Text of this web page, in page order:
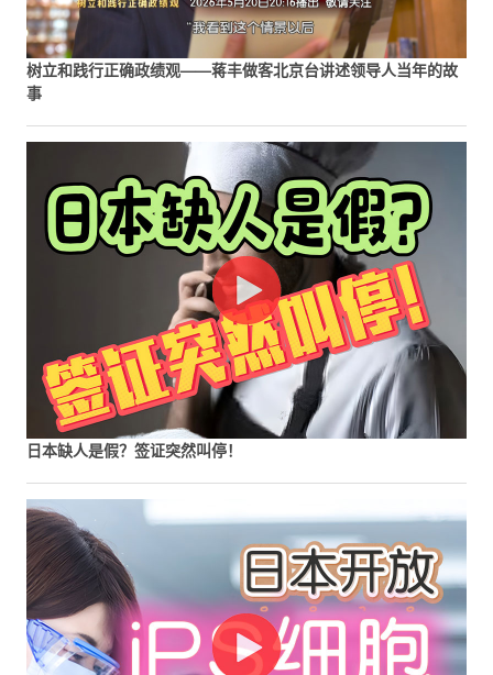
树立和践行正确政绩观——蒋丰做客北京台讲述领导人当年的故
事
日本缺人是假？签证突然叫停！